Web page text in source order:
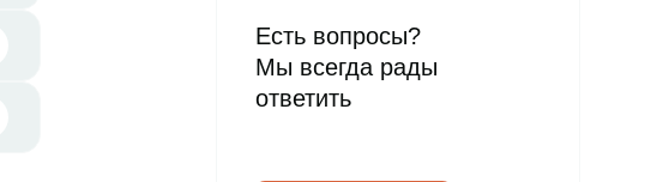
Есть вопросы?
Мы всегда рады
ответить